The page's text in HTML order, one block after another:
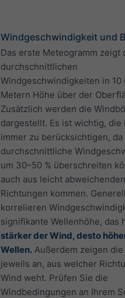
Windgeschwindigkeit und
Das erste Meteogramm zeigt
durchschnittlichen
Windgeschwindigkeiten in 10
Metern Höhe über der
Zusätzlich werden die
dargestellt. Es ist wichtig, die
immer zu berücksichtigen,
durchschnittliche
um 30–50 % überschreiten
auch aus leicht abweichenden
Richtungen kommen.
korrelieren
signifikante Wellenhöhe, das
stärker der Wind, desto
Wellen. Außerdem zeigen
jeweils an, aus welcher
Wind weht. Prüfen Sie die
Windbedingungen an Ihrem